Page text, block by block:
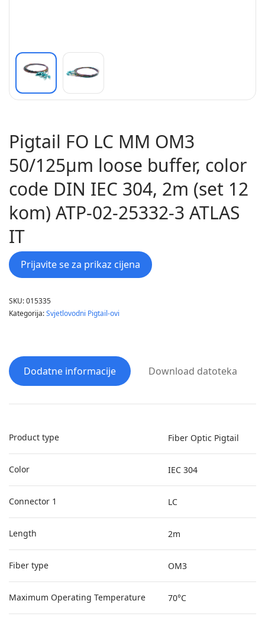
Pigtail FO LC MM OM3
50/125µm loose buffer, color
code DIN IEC 304, 2m (set 12
kom) ATP-02-25332-3 ATLAS
IT
Prijavite se za prikaz cijena
SKU:015335
Kategorija:Svjetlovodni Pigtail-ovi
Dodatne informacije Download datoteka
Product type Fiber Optic Pigtail
Color IEC 304
Connector 1 LC
Length 2m
Fiber type OM3
Maximum Operating Temperature 70°C